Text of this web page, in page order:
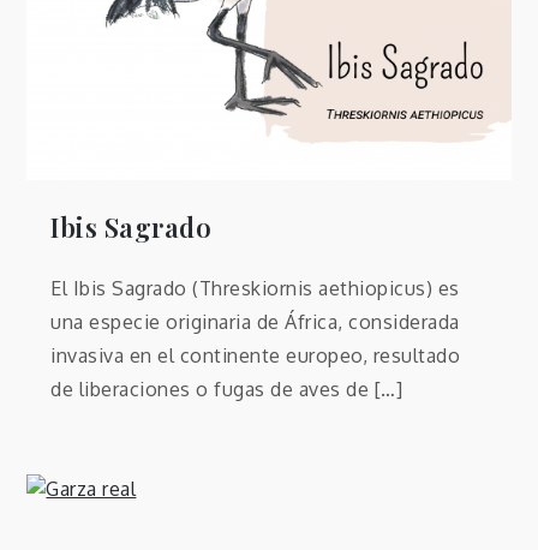
Ibis Sagrado
El Ibis Sagrado (Threskiornis aethiopicus) es
una especie originaria de África, considerada
invasiva en el continente europeo, resultado
de liberaciones o fugas de aves de […]